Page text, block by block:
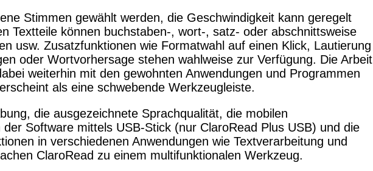
Stimmen gewählt werden, die Geschwindigkeit kann geregelt
Textteile können buchstaben-, wort-, satz- oder abschnittsweise
usw. Zusatzfunktionen wie Formatwahl auf einen Klick, Lautierung
oder Wortvorhersage stehen wahlweise zur Verfügung. Die Arbeit
weiterhin mit den gewohnten Anwendungen und Programmen
als eine schwebende Werkzeugleiste.
die ausgezeichnete Sprachqualität, die mobilen
der Software mittels USB-Stick (nur ClaroRead Plus USB) und die
in verschiedenen Anwendungen wie Textverarbeitung und
ClaroRead zu einem multifunktionalen Werkzeug.